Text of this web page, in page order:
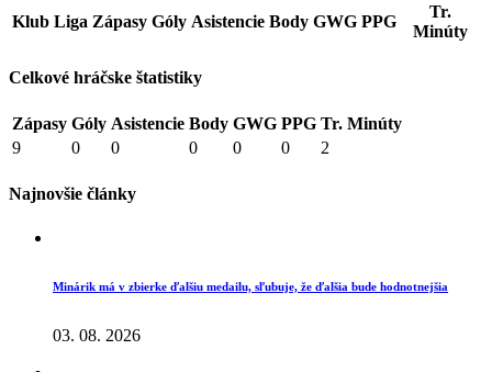
Klub Liga Zápasy Góly Asistencie Body GWG PPG
Tr.
Minúty
Celkové hráčske štatistiky
Zápasy Góly Asistencie Body GWG PPG Tr. Minúty
9
0 0 0 0 0 2
Najnovšie články
Minárik má v zbierke ďalšiu medailu, sľubuje, že ďalšia bude hodnotnejšia
03. 08. 2026